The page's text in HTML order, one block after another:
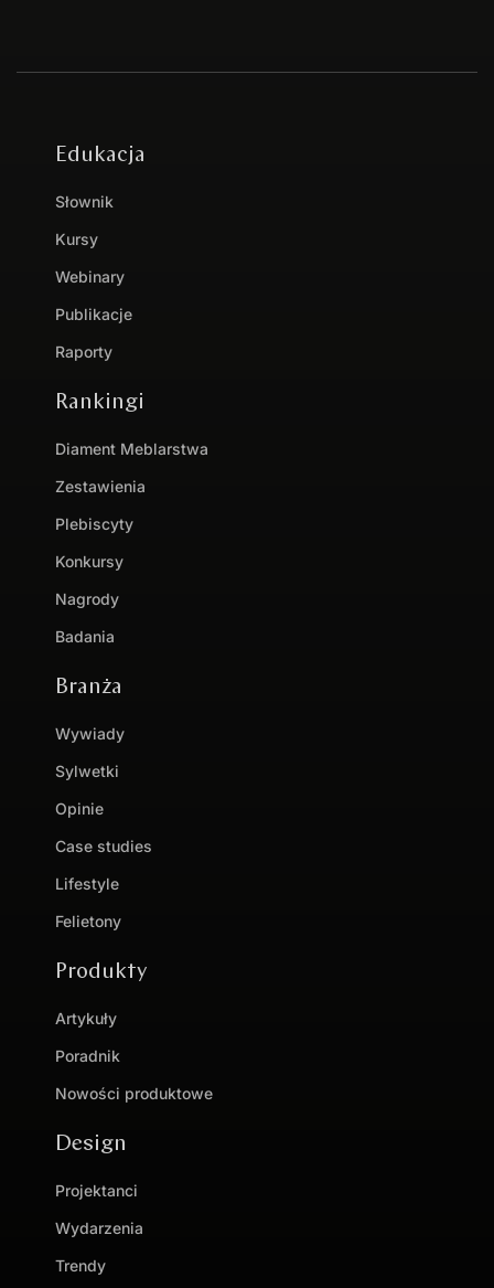
Edukacja
Słownik
Kursy
Webinary
Publikacje
Raporty
Rankingi
Diament Meblarstwa
Zestawienia
Plebiscyty
Konkursy
Nagrody
Badania
Branża
Wywiady
Sylwetki
Opinie
Case studies
Lifestyle
Felietony
Produkty
Artykuły
Poradnik
Nowości produktowe
Design
Projektanci
Wydarzenia
Trendy